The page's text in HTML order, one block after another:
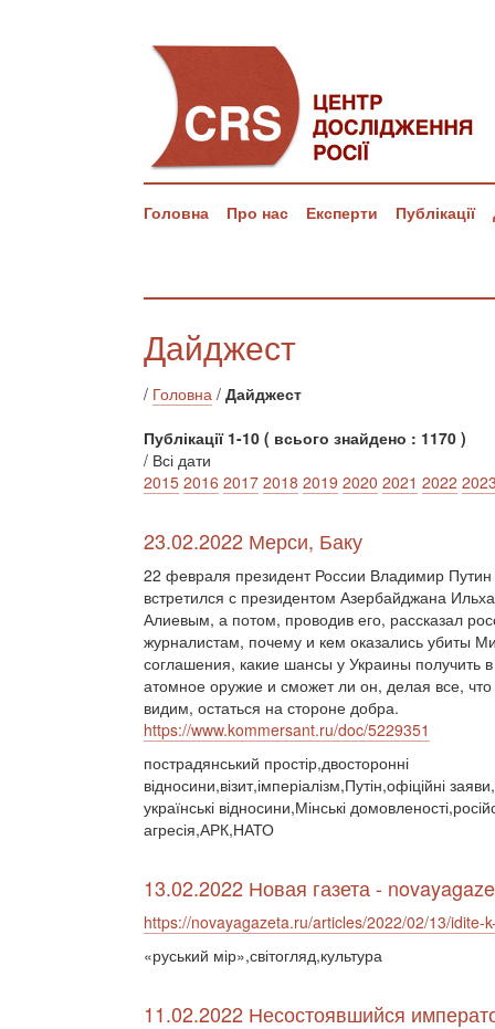
Головна Про нас Експерти Публікації
Дайджест
/ Головна / Дайджест
Публікації 1-10 ( всього знайдено : 1170 )
/ Всі дати
2015 2016 2017 2018 2019 2020 2021 2022
23.02.2022 Мерси, Баку
22 февраля президент России Владимир
встретился с президентом Азербайджана
Алиевым, а потом, проводив его, рассказал
журналистам, почему и кем оказались убиты
соглашения, какие шансы у Украины получить в
атомное оружие и сможет ли он, делая все,
видим, остаться на стороне добра.
https://www.kommersant.ru/doc/5229351
пострадянський простір,двосторонні
відносини,візит,імперіалізм,Путін,офіційні
українські відносини,Мінські
агресія,АРК,НАТО
13.02.2022 Новая газета -
https://novayagazeta.ru/articles/2022/02/13/idite-
«руський мір»,світогляд,культура
11.02.2022 Несостоявшийся